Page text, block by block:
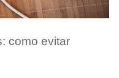
como evitar